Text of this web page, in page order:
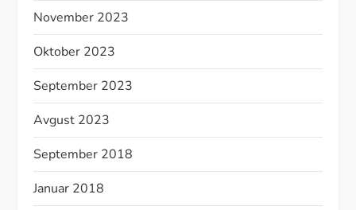
November 2023
Oktober 2023
September 2023
Avgust 2023
September 2018
Januar 2018